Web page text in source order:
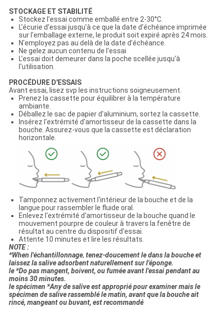
STOCKAGE ET STABILITÉ
Stockez l'essai comme emballé entre 2-30°C.
L'écurie d'essai jusqu'à ce que la date d'échéance imprimée
sur l'emballage externe, le produit soit expiré après 24 mois.
N'employez pas au delà de la date d'échéance.
Ne gelez aucun contenu de l'essai
L'essai doit demeurer dans la poche scellée jusqu'à
l'utilisation.
PROCÉDURE D'ESSAIS
Avant essai, lisez svp les instructions soigneusement.
Prenez la cassette pour équilibrer à la température
ambiante.
Déballez le sac de papier d'aluminium, sortez la cassette.
Insérez l'extrémité d'amortisseur de la cassette dans la
bouche. Assurez-vous que la cassette est déclaration
horizontale.
Tamponnez activement l'intérieur de la bouche et de la
langue pour rassembler le fluide oral.
Enlevez l'extrémité d'amortisseur de la bouche quand le
mouvement pourpre de couleur à travers la fenêtre de
résultat au centre du dispositif d'essai.
Attente 10 minutes et lire les résultats.
NOTE :
*When l'échantillonnage, tenez-doucement le dans la bouche et
laissez la salive adsorbent naturellement sur l'éponge.
le *Do pas mangent, boivent, ou fumée avant l'essai pendant au
moins 30 minutes.
le spécimen *Any de salive est approprié pour examiner mais le
spécimen de salive rassemblé le matin, avant que la bouche ait
rincé, mangeant ou buvant, est recommandé